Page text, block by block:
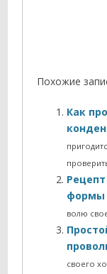
Похожие
Как
формы
волю
своего